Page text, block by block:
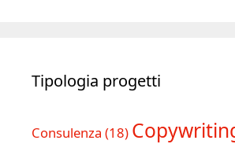
Tipologia progetti
Consulenza (18)